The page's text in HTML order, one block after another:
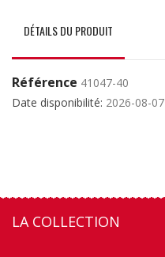
DÉTAILS DU PRODUIT
Référence 41047-40
Date disponibilité: 2026-08-07
LA COLLECTION